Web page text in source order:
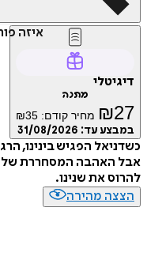
איזה
דיגיטלי
מתנה
₪27 מחיר קודם: ₪35
במבצע עד: 31/08/2026
כשדניאל הפגיש בינינו,
אבל האהבה המסחררת
להרוס את שנינו.
הצצה מהירה